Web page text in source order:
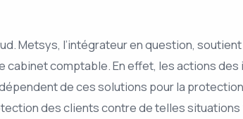
Metsys, l’intégrateur en question,
cabinet comptable. En effet, les actions
de ces solutions pour la
des clients contre de telles situations